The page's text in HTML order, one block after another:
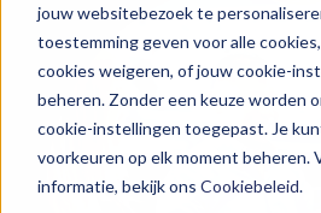
jouw websitebezoek te
toestemming geven voor alle
cookies weigeren, of jouw cookie-
beheren. Zonder een keuze worden
cookie-instellingen toegepast. Je
voorkeuren op elk moment beheren.
informatie, bekijk ons Cookiebeleid.
Over Vitam
Nieuws
Contact
Werken bij